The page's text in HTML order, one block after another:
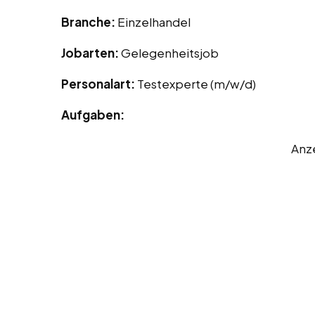
Branche: Einzelhandel
Jobarten:Gelegenheitsjob
Personalart: Testexperte (m/w/d)
Aufgaben: